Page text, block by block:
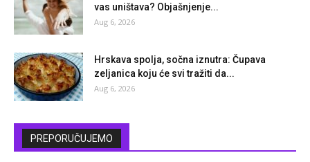
vas uništava? Objašnjenje...
Aug 6, 2026
Hrskava spolja, sočna iznutra: Čupava
zeljanica koju će svi tražiti da...
Aug 6, 2026
PREPORUČUJEMO